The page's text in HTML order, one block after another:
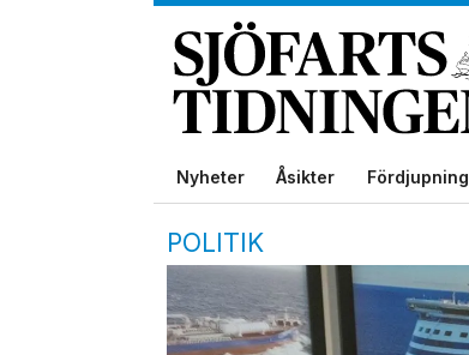
Nyheter Åsikter Fördjupning
POLITIK